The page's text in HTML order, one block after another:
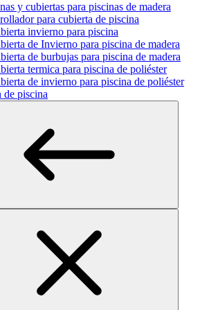
y cubiertas para piscinas de madera
para cubierta de piscina
invierno para piscina
de Invierno para piscina de madera
de burbujas para piscina de madera
termica para piscina de poliéster
de invierno para piscina de poliéster
piscina